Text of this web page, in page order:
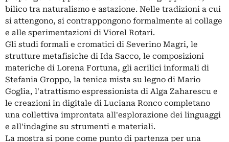
bilico tra naturalismo e astazione. Nelle tradizioni a cui
si attengono, si contrappongono formalmente ai collage
e alle sperimentazioni di Viorel Rotari.
Gli studi formali e cromatici di Severino Magri, le
strutture metafisiche di Ida Sacco, le composizioni
materiche di Lorena Fortuna, gli acrilici informali di
Stefania Groppo, la tenica mista su legno di Mario
Goglia, l'atrattismo espressionista di Alga Zaharescu e
le creazioni in digitale di Luciana Ronco completano
una collettiva improntata all'esplorazione dei linguaggi
e all'indagine su strumenti e materiali.
La mostra si pone come punto di partenza per una